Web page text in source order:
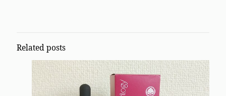
Related posts